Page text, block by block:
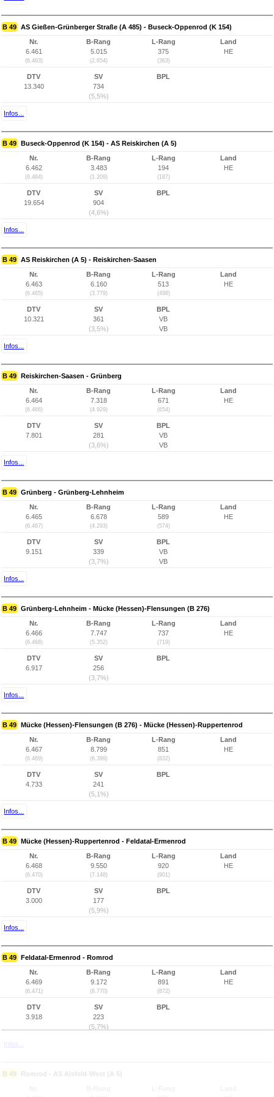
B 49 AS Gießen-Grünberger Straße (A 485) - Buseck-Oppenrod (K 154)
Nr.
6.461
(6.463)
B-Rang
5.015
(2.654)
L-Rang
375
(363)
Land
HE
DTV
13.340
SV
734
(5,5%)
BPL
Infos...
B 49 Buseck-Oppenrod (K 154) - AS Reiskirchen (A 5)
Nr.
6.462
(6.464)
B-Rang
3.483
(1.209)
L-Rang
194
(187)
Land
HE
DTV
19.654
SV
904
(4,6%)
BPL
Infos...
B 49 AS Reiskirchen (A 5) - Reiskirchen-Saasen
Nr.
6.463
(6.465)
B-Rang
6.160
(3.779)
L-Rang
513
(498)
Land
HE
DTV
10.321
SV
361
(3,5%)
BPL
VB
VB
Infos...
B 49 Reiskirchen-Saasen - Grünberg
Nr.
6.464
(6.466)
B-Rang
7.318
(4.929)
L-Rang
671
(654)
Land
HE
DTV
7.801
SV
281
(3,6%)
BPL
VB
VB
Infos...
B 49 Grünberg - Grünberg-Lehnheim
Nr.
6.465
(6.467)
B-Rang
6.678
(4.293)
L-Rang
589
(574)
Land
HE
DTV
9.151
SV
339
(3,7%)
BPL
VB
VB
Infos...
B 49 Grünberg-Lehnheim - Mücke (Hessen)-Flensungen (B 276)
Nr.
6.466
(6.468)
B-Rang
7.747
(5.352)
L-Rang
737
(719)
Land
HE
DTV
6.917
SV
256
(3,7%)
BPL
Infos...
B 49 Mücke (Hessen)-Flensungen (B 276) - Mücke (Hessen)-Ruppertenrod
Nr.
6.467
(6.469)
B-Rang
8.799
(6.399)
L-Rang
851
(832)
Land
HE
DTV
4.733
SV
241
(5,1%)
BPL
Infos...
B 49 Mücke (Hessen)-Ruppertenrod - Feldatal-Ermenrod
Nr.
6.468
(6.470)
B-Rang
9.550
(7.148)
L-Rang
920
(901)
Land
HE
DTV
3.000
SV
177
(5,9%)
BPL
Infos...
B 49 Feldatal-Ermenrod - Romrod
Nr.
6.469
(6.471)
B-Rang
9.172
(6.770)
L-Rang
891
(872)
Land
HE
DTV
3.918
SV
223
(5,7%)
BPL
Infos...
B 49 Romrod - AS Alsfeld-West (A 5)